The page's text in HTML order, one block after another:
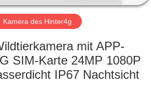
Kamera des Hinter4g
mit APP-
SIM-Karte 24MP 1080P
IP67 Nachtsicht